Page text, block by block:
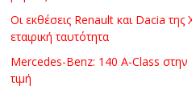
Οι εκθέσεις Renault και Dacia
εταιρική ταυτότητα
Mercedes-Benz: 140 A-Class στην
τιμή